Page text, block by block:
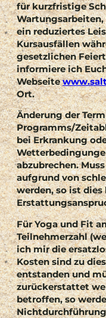
für kurzfristige
ein reduziertes
Kursausfällen
gesetzlichen
informiere ich
Webseite
Ort.
Änderung der
Programms/
bei Erkrankung
abzubrechen.
aufgrund von
werden, so ist
Für Yoga und Fit
Teilnehmerzahl
ich mir die
Kosten sind zu
entstanden und
zurückerstattet
betroffen, so